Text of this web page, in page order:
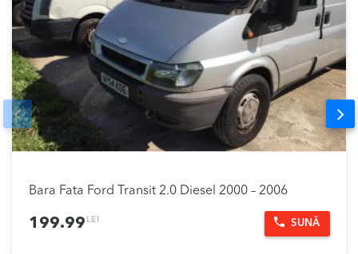
Bara Fata Ford Transit 2.0 Diesel 2000 – 2006
199.99 LEI SUNĂ
Prev